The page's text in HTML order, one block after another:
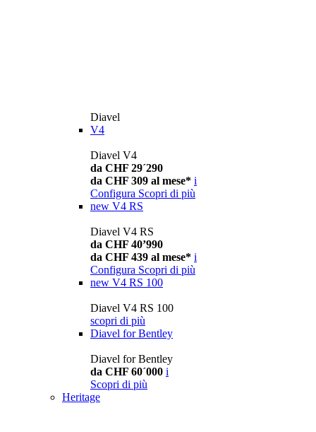
Diavel
V4
Diavel V4
da CHF 29´290
da CHF 309 al mese* i
Configura Scopri di più
new V4 RS
Diavel V4 RS
da CHF 40’990
da CHF 439 al mese* i
Configura Scopri di più
new V4 RS 100
Diavel V4 RS 100
scopri di più
Diavel for Bentley
Diavel for Bentley
da CHF 60´000 i
Scopri di più
Heritage